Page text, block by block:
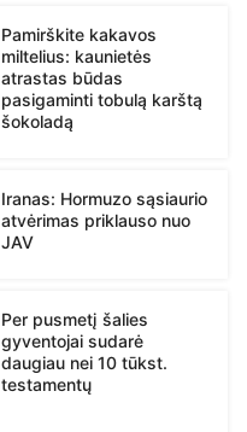
Pamirškite kakavos
miltelius: kaunietės
atrastas būdas
pasigaminti tobulą karštą
šokoladą
Iranas: Hormuzo sąsiaurio
atvėrimas priklauso nuo
JAV
Per pusmetį šalies
gyventojai sudarė
daugiau nei 10 tūkst.
testamentų